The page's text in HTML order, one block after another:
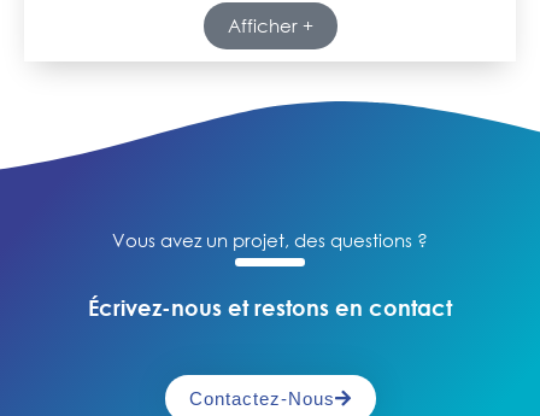
Afficher +
Vous avez un projet, des questions ?
Écrivez-nous et restons en contact
Contactez-Nous